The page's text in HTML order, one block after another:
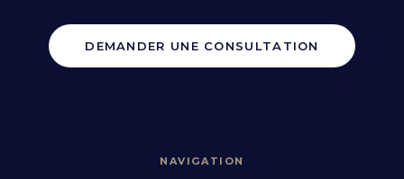
DEMANDER UNE CONSULTATION
NAVIGATION